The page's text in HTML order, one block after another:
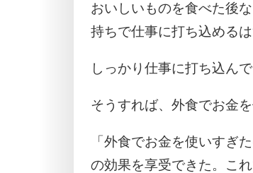
おいしいものを食べた後
持ちで仕事に打ち込めるは
しっかり仕事に打ち込ん
そうすれば、外食でお金
「外食でお金を使いすぎ
の効果を享受できた。これ